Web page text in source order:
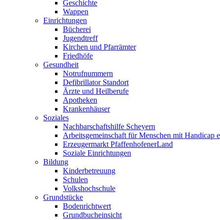
Geschichte
Wappen
Einrichtungen
Bücherei
Jugendtreff
Kirchen und Pfarrämter
Friedhöfe
Gesundheit
Notrufnummern
Defibrillator Standort
Ärzte und Heilberufe
Apotheken
Krankenhäuser
Soziales
Nachbarschaftshilfe Scheyern
Arbeitsgemeinschaft für Menschen mit Handicap
Erzeugermarkt PfaffenhofenerLand
Soziale Einrichtungen
Bildung
Kinderbetreuung
Schulen
Volkshochschule
Grundstücke
Bodenrichtwert
Grundbucheinsicht